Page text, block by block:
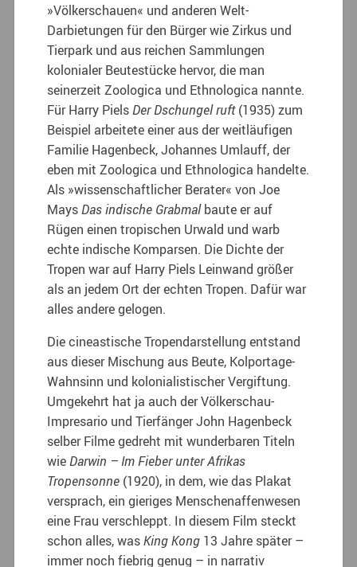
»Völkerschauen« und anderen Welt-
Darbietungen für den Bürger wie Zirkus und
Tierpark und aus reichen Sammlungen
kolonialer Beutestücke hervor, die man
seinerzeit Zoologica und Ethnologica nannte.
Für Harry PielsDer Dschungel ruft(1935) zum
Beispiel arbeitete einer aus der weitläufigen
Familie Hagenbeck, Johannes Umlauff, der
eben mit Zoologica und Ethnologica handelte.
Als »wissenschaftlicher Berater« von Joe
MaysDas indische Grabmalbaute er auf
Rügen einen tropischen Urwald und warb
echte indische Komparsen. Die Dichte der
Tropen war auf Harry Piels Leinwand größer
als an jedem Ort der echten Tropen. Dafür war
alles andere gelogen.
Die cineastische Tropendarstellung entstand
aus dieser Mischung aus Beute, Kolportage-
Wahnsinn und kolonialistischer Vergiftung.
Umgekehrt hat ja auch der Völkerschau-
Impresario und Tierfänger John Hagenbeck
selber Filme gedreht mit wunderbaren Titeln
wieDarwin – Im Fieber unter Afrikas
Tropensonne (1920), in dem, wie das Plakat
versprach, ein gieriges Menschenaffenwesen
eine Frau verschleppt. In diesem Film steckt
schon alles, wasKing Kong 13 Jahre später –
immer noch fiebrig genug – in narrativ